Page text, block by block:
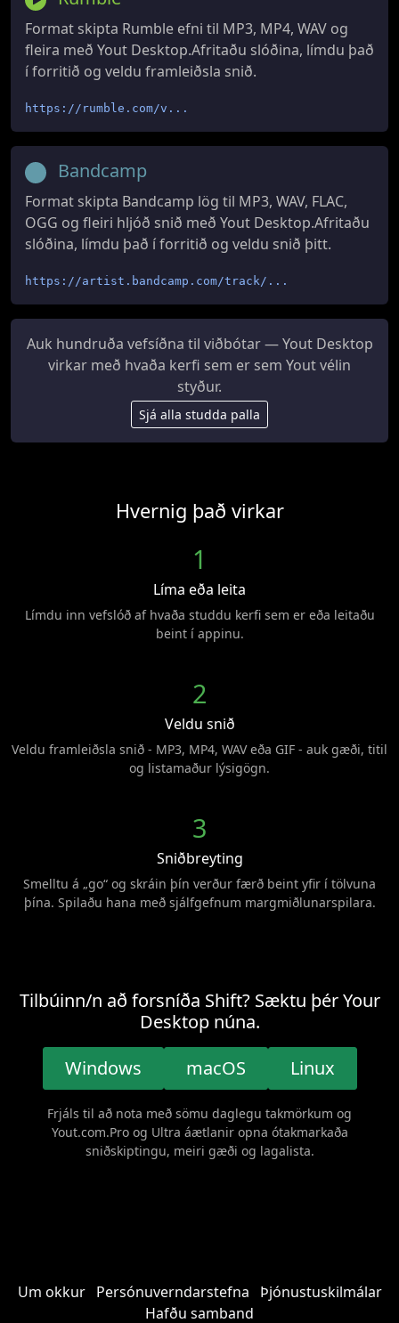
Format skipta Rumble efni til MP3, MP4, WAV og
fleira með Yout Desktop.Afritaðu slóðina, límdu það
í forritið og veldu framleiðsla snið.
https://rumble.com/v...
Bandcamp
Format skipta Bandcamp lög til MP3, WAV, FLAC,
OGG og fleiri hljóð snið með Yout Desktop.Afritaðu
slóðina, límdu það í forritið og veldu snið þitt.
https://artist.bandcamp.com/track/...
Auk hundruða vefsíðna til viðbótar — Yout Desktop
virkar með hvaða kerfi sem er sem Yout vélin
styður.
Sjá alla studda palla
Hvernig það virkar
1
Líma eða leita
Límdu inn vefslóð af hvaða studdu kerfi sem er eða leitaðu
beint í appinu.
2
Veldu snið
Veldu framleiðsla snið - MP3, MP4, WAV eða GIF - auk gæði, titil
og listamaður lýsigögn.
3
Sniðbreyting
Smelltu á „go“ og skráin þín verður færð beint yfir í tölvuna
þína. Spilaðu hana með sjálfgefnum margmiðlunarspilara.
Tilbúinn/n að forsníða Shift? Sæktu þér Your
Desktop núna.
Windows
macOS Linux
Frjáls til að nota með sömu daglegu takmörkum og
Yout.com.Pro og Ultra áætlanir opna ótakmarkaða
sniðskiptingu, meiri gæði og lagalista.
Um okkur Persónuverndarstefna
Þjónustuskilmálar
Hafðu samband